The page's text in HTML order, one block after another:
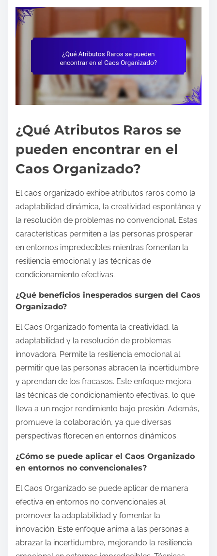
¿Qué Atributos Raros se
pueden encontrar en el
Caos Organizado?
El caos organizado exhibe atributos raros como la
adaptabilidad dinámica, la creatividad espontánea y
la resolución de problemas no convencional. Estas
características permiten a las personas prosperar
en entornos impredecibles mientras fomentan la
resiliencia emocional y las técnicas de
condicionamiento efectivas.
¿Qué beneficios inesperados surgen del Caos
Organizado?
El Caos Organizado fomenta la creatividad, la
adaptabilidad y la resolución de problemas
innovadora. Permite la resiliencia emocional al
permitir que las personas abracen la incertidumbre
y aprendan de los fracasos. Este enfoque mejora
las técnicas de condicionamiento efectivas, lo que
lleva a un mejor rendimiento bajo presión. Además,
promueve la colaboración, ya que diversas
perspectivas florecen en entornos dinámicos.
¿Cómo se puede aplicar el Caos Organizado
en entornos no convencionales?
El Caos Organizado se puede aplicar de manera
efectiva en entornos no convencionales al
promover la adaptabilidad y fomentar la
innovación. Este enfoque anima a las personas a
abrazar la incertidumbre, mejorando la resiliencia